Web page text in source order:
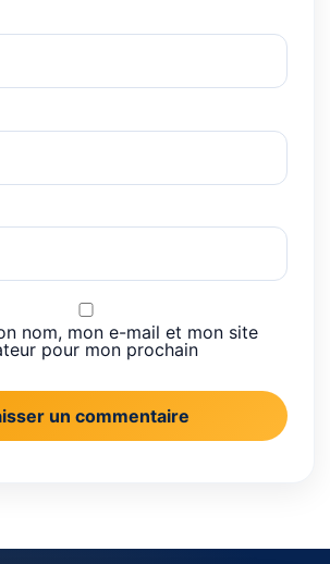
nom, mon e-mail et mon site
pour mon prochain